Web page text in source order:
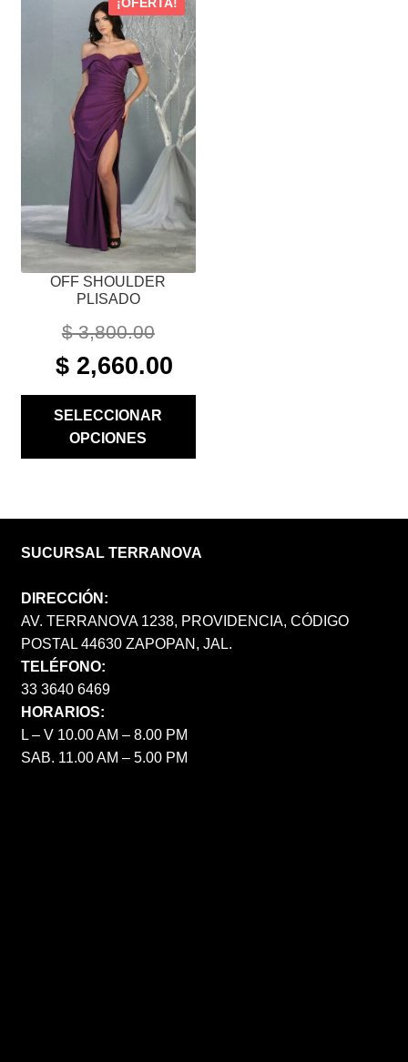
OFF SHOULDER
PLISADO
¡OFERTA!
$3,800.00
ORIGINAL
PRICE
$ 3,800.00.
$2,660.00CURRENT
SELECCIONAR
OPCIONES
PRODUCTO
MÚLTIPLES
VARIANTES.
OPCIONES
PUEDEN
ELEGIR
EN
LA
PÁGINA
SUCURSAL TERRANOVA
DIRECCIÓN:
AV. TERRANOVA 1238, PROVIDENCIA, CÓDIGO
POSTAL 44630 ZAPOPAN, JAL.
TELÉFONO:
33 3640 6469
HORARIOS:
L – V 10.00 AM – 8.00 PM
SAB. 11.00 AM – 5.00 PM